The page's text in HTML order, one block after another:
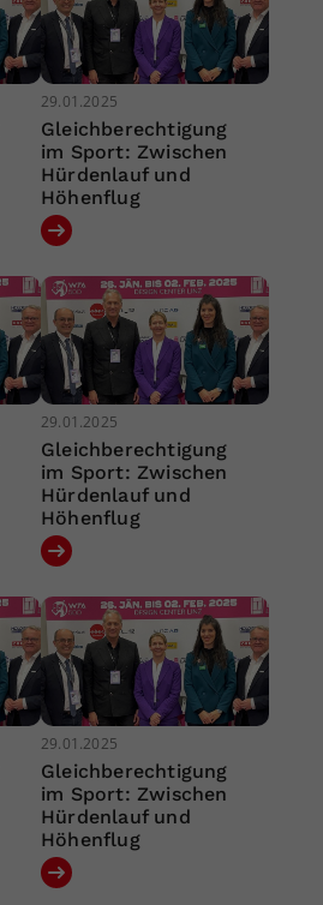
29.01.2025
Gleichberechtigung
im Sport: Zwischen
Hürdenlauf und
Höhenflug
29.01.2025
Gleichberechtigung
im Sport: Zwischen
Hürdenlauf und
Höhenflug
29.01.2025
Gleichberechtigung
im Sport: Zwischen
Hürdenlauf und
Höhenflug